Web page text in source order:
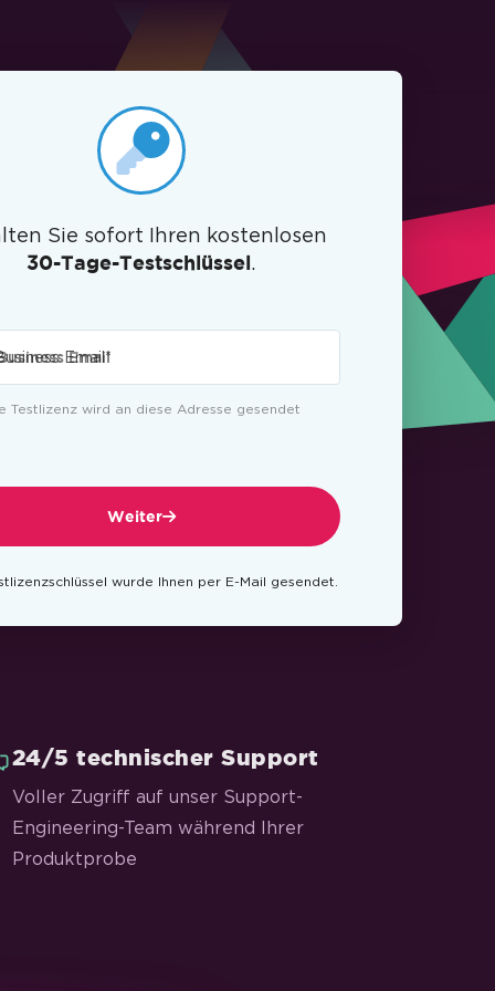
Sie sofort Ihren kostenlosen
30-Tage-Testschlüssel.
Email*
Testlizenz wird an diese Adresse gesendet
Weiter
wurde Ihnen per E-Mail gesendet.
24/5 technischer Support
Voller Zugriff auf unser Support-
Engineering-Team während Ihrer
Produktprobe